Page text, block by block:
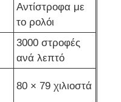
Αντίστροφα με
το ρολόι
3000 στροφές
ανά λεπτό
80 × 79 χιλιοστά